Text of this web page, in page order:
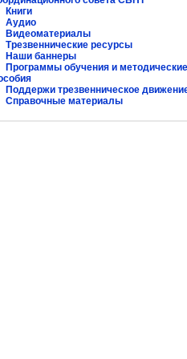
Книги
Аудио
Видеоматериалы
Трезвеннические ресурсы
Наши баннеры
Программы обучения и методические
Поддержи трезвенническое
Справочные материалы